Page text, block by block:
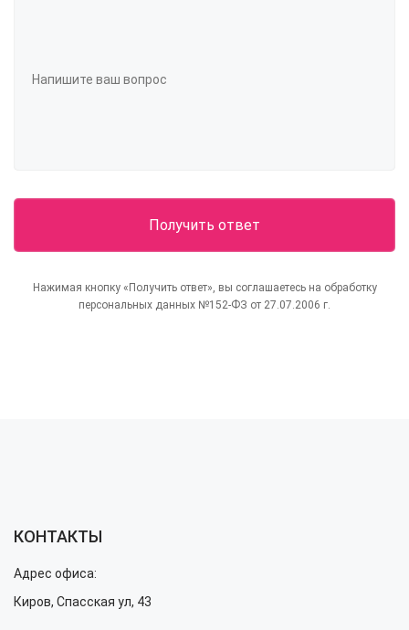
Нажимая кнопку «Получить ответ», вы соглашаетесь на обработку
персональных данных №152-ФЗ от 27.07.2006 г.
КОНТАКТЫ
Адрес офиса:
Киров, Спасская ул, 43